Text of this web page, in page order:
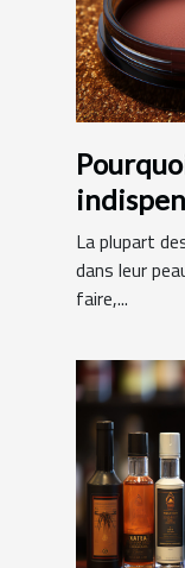
femmes
La plupart
dans leur
faire,...